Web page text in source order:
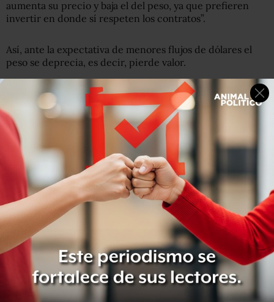
aumenta su precio y baja el del peso, ya que prefieren
invertir en donde sí respeten los contratos”.
Así, ante la expectativa de menores flujos de dólares el
peso se deprecia, es decir, pierde valor.
El economista Rodolfo Navarrete, quien colabora en la
firma propiedad de Alfonso Romo, próximo jefe de la
oficina de la presidencia de López Obrador, señaló que la
posible cancelación de contratos del proyecto de
Texcoco era algo que “ya se conocía, desde hace más de
un año (…) Las variables financieras ya lo tienen
incorporado, no es una novedad”, dijo en entrevista a
Arena Públicael pasado 26 de octubre, cuando aún no se
conocían los resultados de la consulta.
Navarrete aceptó que la incertidumbre por la decisión
sobre el aeropuerto sí influía en el tipo de cambio, pero
“un 90 % o tal vez un poco más del 90 % está
determinado por factores externos, y el resto por
factores internos”, explicó entonces.